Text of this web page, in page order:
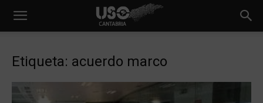
Etiqueta: acuerdo marco